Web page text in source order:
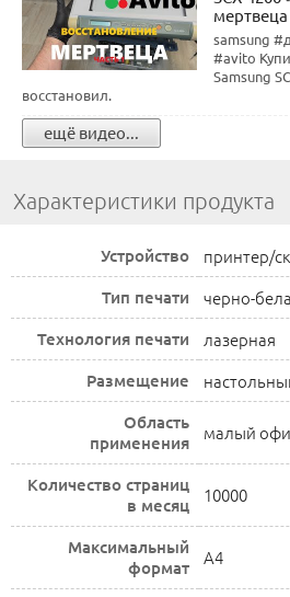
мертвеца
samsung
#avito
Samsung
восстановил.
ещё видео...
Характеристики продукта
Устройство принтер/
Тип печати черно-
Технология печати лазерная
Размещение
Область
применения
малый
Количество страниц
в месяц
10000
Максимальный
формат
A4